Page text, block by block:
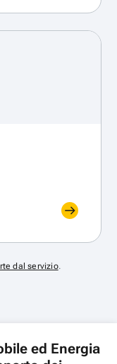
dal servizio.
ed Energia